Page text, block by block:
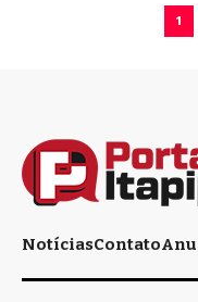
1
NotíciasContato